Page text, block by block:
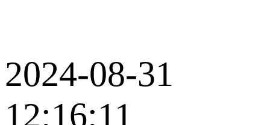
2024-08-31
12:16:11